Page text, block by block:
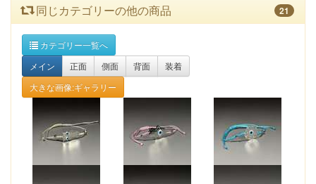
同じカテゴリーの他の商品 21
カテゴリー一覧へ
メイン
正面 側面 背面
装着
大きな画像:ギャラリー